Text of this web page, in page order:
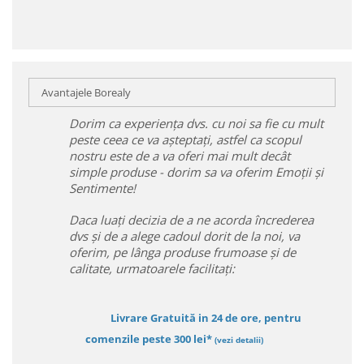
Avantajele Borealy
Dorim ca experiența dvs. cu noi sa fie cu mult
peste ceea ce va așteptați, astfel ca scopul
nostru este de a va oferi mai mult decât
simple produse - dorim sa va oferim Emoții și
Sentimente!
Daca luați decizia de a ne acorda încrederea
dvs și de a alege cadoul dorit de la noi, va
oferim, pe lânga produse frumoase și de
calitate, urmatoarele facilitați:
Livrare Gratuită in 24 de ore, pentru
comenzile peste 300 lei* (vezi detalii)